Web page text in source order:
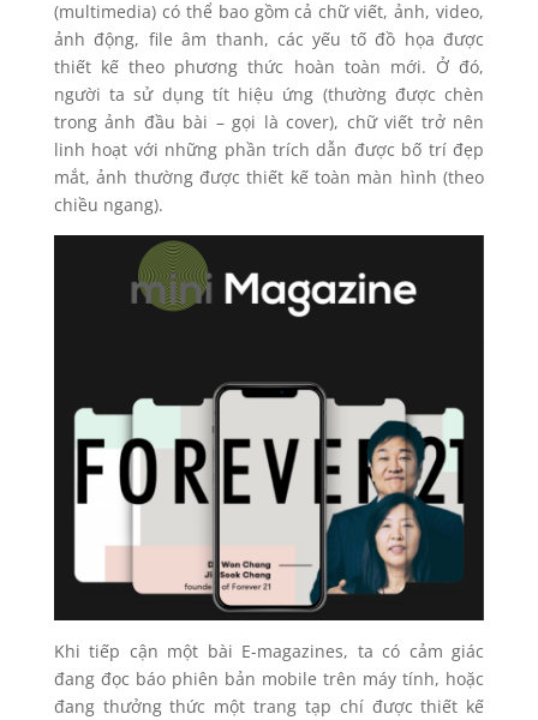
(multimedia) có thể bao gồm cả chữ viết, ảnh, video,
ảnh động, file âm thanh, các yếu tố đồ họa được
thiết kế theo phương thức hoàn toàn mới. Ở đó,
người ta sử dụng tít hiệu ứng (thường được chèn
trong ảnh đầu bài – gọi là cover), chữ viết trở nên
linh hoạt với những phần trích dẫn được bố trí đẹp
mắt, ảnh thường được thiết kế toàn màn hình (theo
chiều ngang).
Khi tiếp cận một bài E-magazines, ta có cảm giác
đang đọc báo phiên bản mobile trên máy tính, hoặc
đang thưởng thức một trang tạp chí được thiết kế